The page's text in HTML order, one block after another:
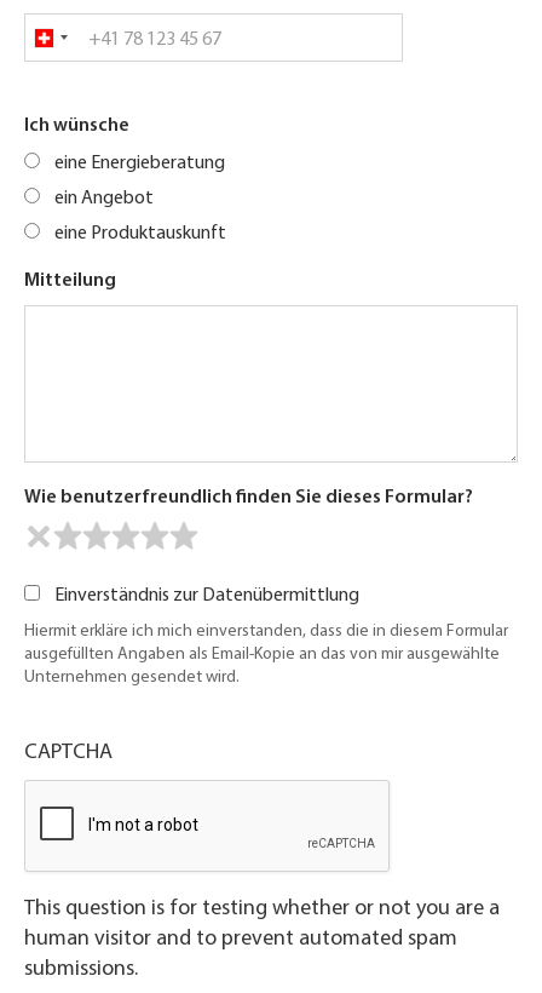
Ich wünsche
eine Energieberatung
ein Angebot
eine Produktauskunft
Mitteilung
Wie benutzerfreundlich finden Sie dieses Formular?
Einverständnis zur Datenübermittlung
Hiermit erkläre ich mich einverstanden, dass die in diesem Formular
ausgefüllten Angaben als Email-Kopie an das von mir ausgewählte
Unternehmen gesendet wird.
CAPTCHA
This question is for testing whether or not you are a
human visitor and to prevent automated spam
submissions.